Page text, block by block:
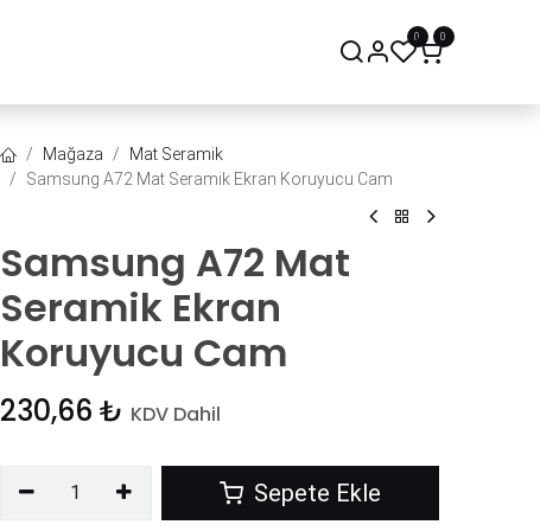
0 0
Mağaza
Mat Seramik
Samsung A72 Mat Seramik Ekran Koruyucu Cam
Samsung A72 Mat
Seramik Ekran
Koruyucu Cam
230,66 ₺ KDV Dahil
Sepete Ekle